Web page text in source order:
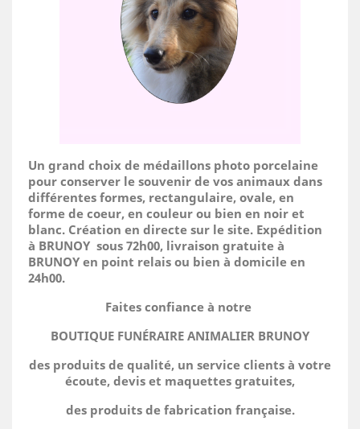
Un grand choix de médaillons photo porcelaine
pour conserver le souvenir de vos animaux dans
différentes formes, rectangulaire, ovale, en
forme de coeur, en couleur ou bien en noir et
blanc. Création en directe sur le site. Expédition
à BRUNOY sous 72h00, livraison gratuite à
BRUNOY en point relais ou bien à domicile en
24h00.
Faites confiance à notre
BOUTIQUE FUNÉRAIRE ANIMALIER BRUNOY
des produits de qualité, un service clients à votre
écoute, devis et maquettes gratuites,
des produits de fabrication française.